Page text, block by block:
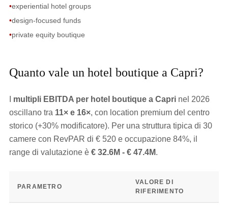
•experiential hotel groups
•design-focused funds
•private equity boutique
Quanto vale un hotel boutique a Capri?
multipli EBITDA per hotel boutique a Caprinel 2026
oscillano tra 11× e 16×, con location premium del centro
storico (+30% modificatore). Per una struttura tipica di 30
camere con RevPAR di € 520 e occupazione 84%, il
range di valutazione è € 32.6M - € 47.4M.
PARAMETRO
VALORE DI
RIFERIMENTO